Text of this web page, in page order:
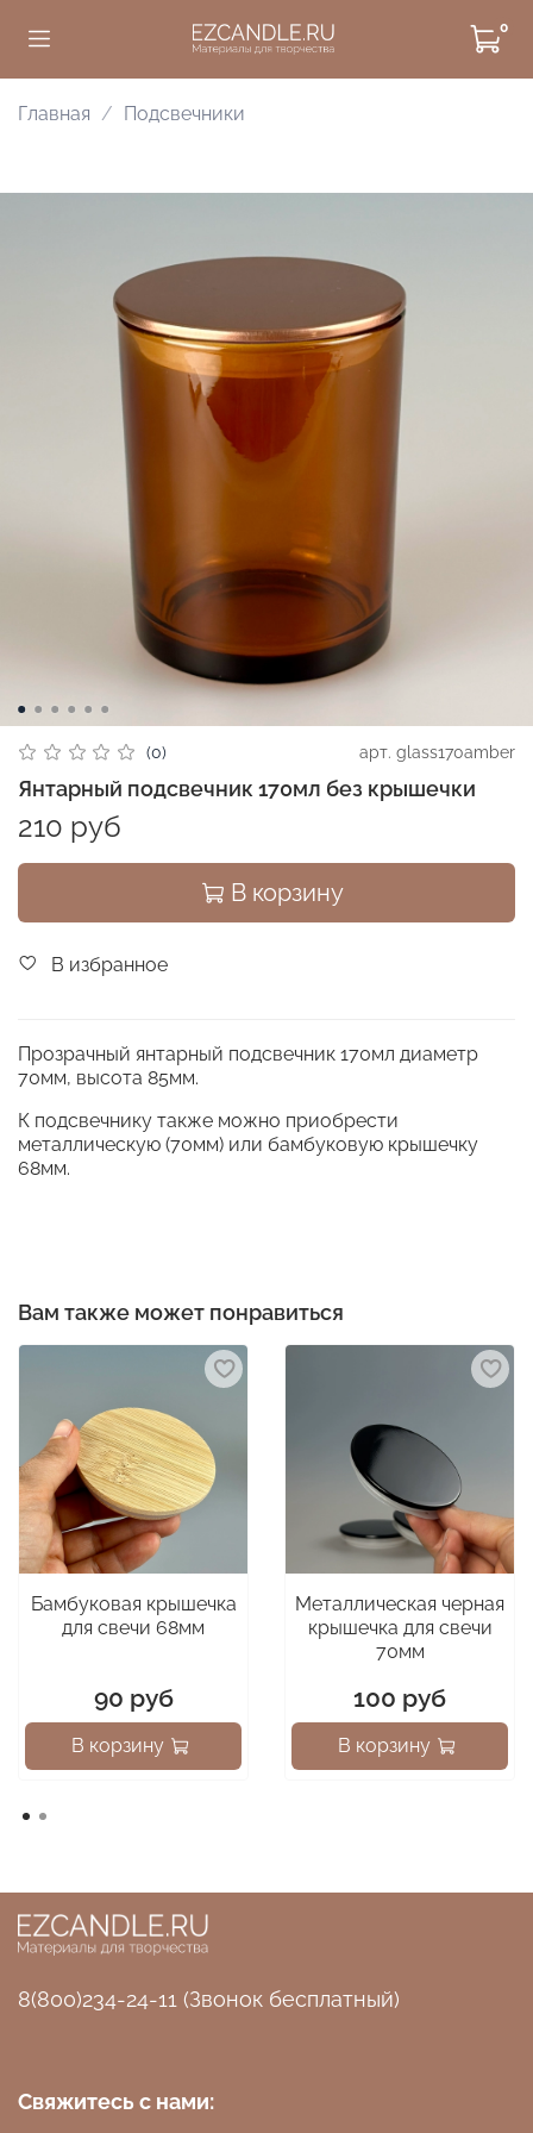
0
Главная Подсвечники
(0) арт. glass170amber
Янтарный подсвечник 170мл без крышечки
210 руб
В корзину
В избранное
Прозрачный янтарный подсвечник 170мл диаметр
70мм, высота 85мм.
К подсвечнику также можно приобрести
металлическую (70мм) или бамбуковую крышечку
68мм.
Вам также может понравиться
Бамбуковая крышечка
для свечи 68мм
90 руб
В корзину
Металлическая черная
крышечка для свечи
70мм
100 руб
В корзину
8(800)234-24-11 (Звонок бесплатный)
Свяжитесь с нами: